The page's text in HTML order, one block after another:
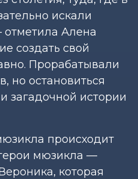
искали
отметила Алена
создать свой
Прорабатывали
но остановиться
загадочной истории
происходит
мюзикла —
которая